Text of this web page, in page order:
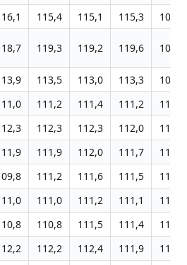
115,4 115,1 115,3
108,9
119,3 119,2 119,6 107,2
113,5 113,0 113,3
108,6
111,2 111,4 111,2
112,7
112,3 112,3 112,0
113,6
111,9 112,0 111,7
113,0
111,2 111,6 111,5
111,9
111,0 111,2 111,1
112,5
110,8 111,5 111,4
112,8
112,2 112,4 111,9
112,0